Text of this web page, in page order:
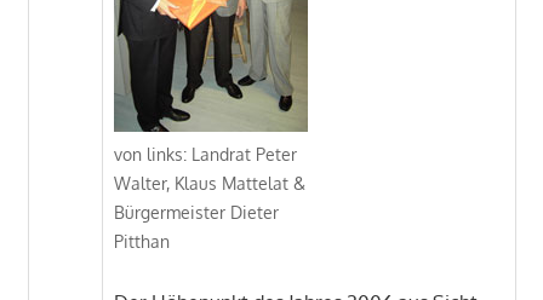
von links: Landrat Peter
Walter, Klaus Mattelat &
Bürgermeister Dieter
Pitthan